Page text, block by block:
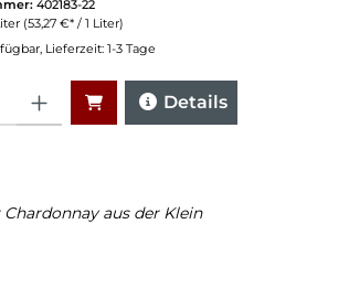
402183-22
(53,27 €* / 1 Liter)
Lieferzeit: 1-3 Tage
Details
aus der Klein